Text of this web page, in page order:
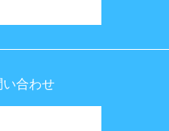
い合わせ